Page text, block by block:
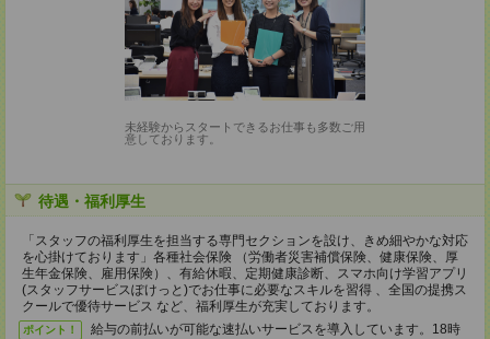
未経験からスタートできるお仕事も多数ご用
意しております。
待遇・福利厚生
「スタッフの福利厚生を担当する専門セクションを設け、きめ細やかな対応
を心掛けております」各種社会保険 （労働者災害補償保険、健康保険、厚
生年金保険、雇用保険）、有給休暇、定期健康診断、スマホ向け学習アプリ
(スタッフサービスぽけっと)でお仕事に必要なスキルを習得 、全国の提携ス
クールで優待サービス など、福利厚生が充実しております。
ポイント！
給与の前払いが可能な速払いサービスを導入しています。18時